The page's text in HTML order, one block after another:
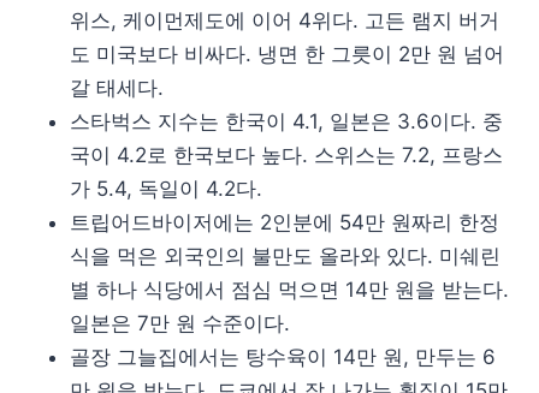
위스, 케이먼제도에 이어 4위다. 고든 램지 버거
도 미국보다 비싸다. 냉면 한 그릇이 2만 원 넘어
갈 태세다.
스타벅스 지수는 한국이 4.1, 일본은 3.6이다. 중
국이 4.2로 한국보다 높다. 스위스는 7.2, 프랑스
가 5.4, 독일이 4.2다.
트립어드바이저에는 2인분에 54만 원짜리 한정
식을 먹은 외국인의 불만도 올라와 있다. 미쉐린
별 하나 식당에서 점심 먹으면 14만 원을 받는다.
일본은 7만 원 수준이다.
골장 그늘집에서는 탕수육이 14만 원, 만두는 6